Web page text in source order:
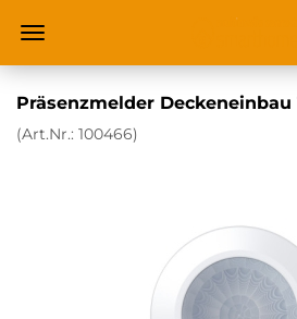
Präsenzmelder Deckeneinbau
(Art.Nr.: 100466)